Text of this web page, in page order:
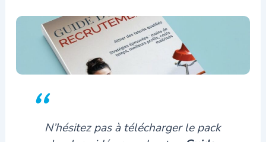
N’hésitez pas à télécharger le pack